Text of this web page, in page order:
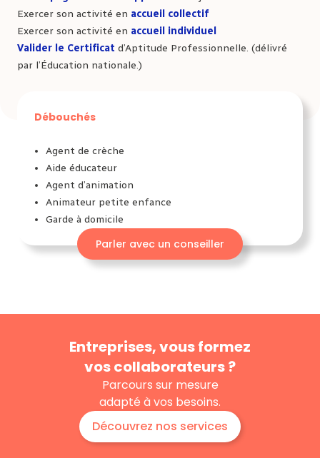
Exercer son activité en accueil collectif
Exercer son activité en accueil individuel
Valider le Certificat d’Aptitude Professionnelle. (délivré
par l’Éducation nationale.)
Débouchés
Agent de crèche
Aide éducateur
Agent d’animation
Animateur petite enfance
Garde à domicile
Parler avec un conseiller
Entreprises, vous formez
vos collaborateurs ?
Parcours sur mesure
adapté à vos besoins.
Découvrez nos services